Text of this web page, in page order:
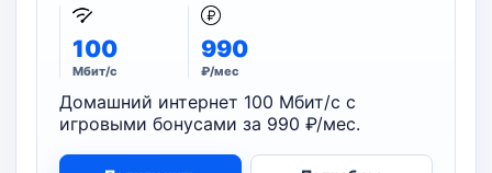
100
Мбит/с
990
₽/мес
Домашний интернет 100 Мбит/с с
игровыми бонусами за 990 ₽/мес.